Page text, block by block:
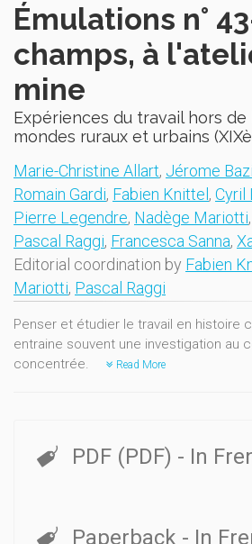
Émulations n°
champs, à
mine
Expériences du travail hors de
mondes ruraux et urbains
Marie-Christine Allart, Jérome
Romain Gardi, Fabien Knittel, Cyril
Pierre Legendre, Nadège Mariotti,
Pascal Raggi, Francesca Sanna,
Editorial coordination by Fabien
Mariotti, Pascal Raggi
Penser et étudier le travail en histoire
entraine souvent une investigation au
concentrée.
Read More
PDF (PDF) - In
Paperback - In